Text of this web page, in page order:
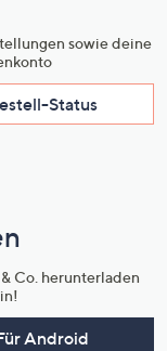
sowie deine
Status
Co. herunterladen
Android